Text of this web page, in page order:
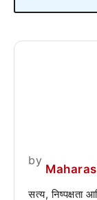
by
सत्य, निष्पक्षता